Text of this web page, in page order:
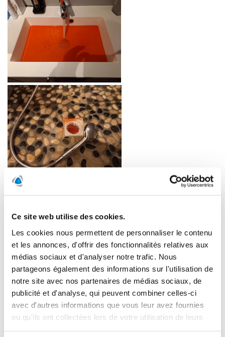
Ce site web utilise des cookies.
Les cookies nous permettent de personnaliser le contenu
et les annonces, d'offrir des fonctionnalités relatives aux
médias sociaux et d'analyser notre trafic. Nous
partageons également des informations sur l'utilisation de
notre site avec nos partenaires de médias sociaux, de
publicité et d'analyse, qui peuvent combiner celles-ci
avec d'autres informations que vous leur avez fournies
ou qu'ils ont collectées lors de votre utilisation de leurs
Recherche de fuite par
colorimétrie : une méthode non
destructive
La recherche de fuites par colorimétrie fait partie des